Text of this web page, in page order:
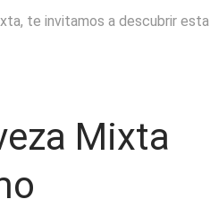
te invitamos a descubrir esta
Mixta